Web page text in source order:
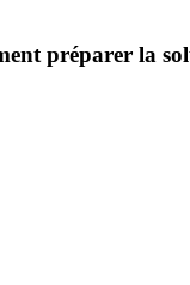
préparer la